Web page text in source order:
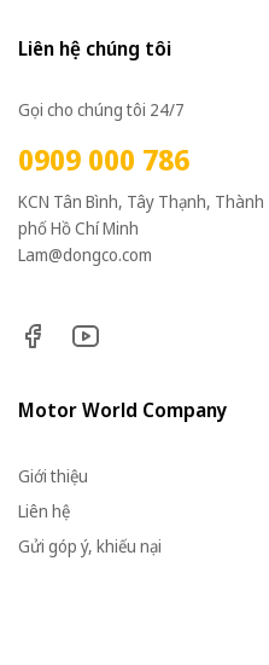
Liên hệ chúng tôi
Gọi cho chúng tôi 24/7
0909 000 786
KCN Tân Bình, Tây Thạnh, Thành
phố Hồ Chí Minh
Lam@dongco.com
Motor World Company
Giới thiệu
Liên hệ
Gửi góp ý, khiếu nại